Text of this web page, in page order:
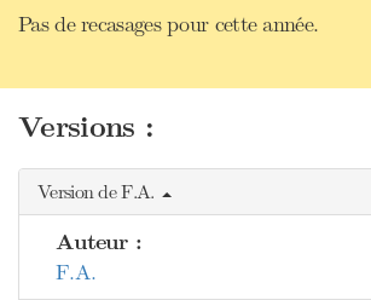
Pas de recasages pour cette année.
Versions :
Version de F.A.
Auteur :
F.A.